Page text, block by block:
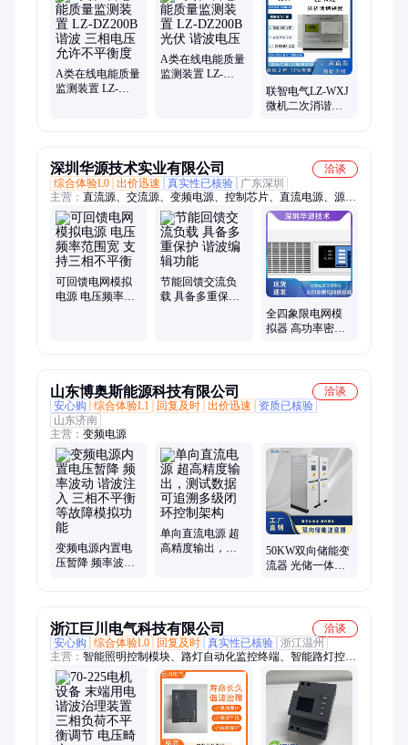
A类在线电能质量
监测装置 LZ-
A类在线电能质量
监测装置 LZ-
联智电气LZ-WXJ
微机二次消谐装
深圳华源技术实业有限公司
洽谈
综合体验L0 出价迅速 真实性已核验
广东深圳
主营： 直流源、交流源、变频电源、控制芯片、直流电源、源载
一体机、电网模拟器、电网模拟电源、直流稳压电源、调频调压
电源
可回馈电网模拟
电源 电压频率范
节能回馈交流负
载 具备多重保护
全四象限电网模
拟器 高功率密度
山东博奥斯能源科技有限公司
洽谈
安心购
综合体验L1 回复及时 出价迅速
资质已核验
山东济南
主营： 变频电源
变频电源内置电
压暂降 频率波动
单向直流电源 超
高精度输出，测
50KW双向储能变
流器 光储一体机
浙江巨川电气科技有限公司
洽谈
安心购
综合体验L0 回复及时 真实性已核验 浙江温州
主营： 智能照明控制模块、路灯自动化监控终端、智能路灯控制
器、天文时钟控制器、单灯控制器、路灯稳压调光装置、路灯节
电器、路灯节能稳压调控装置、智能照明电能优化装置、路灯直
流防触电节电柜、建筑能耗节能管理系统、末端用电防护治理装
置、电能质量综合治理柜、谐波滤波器